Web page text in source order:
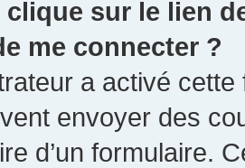
sur le lien
me connecter ?
a activé
envoyer des
d’un formulaire.